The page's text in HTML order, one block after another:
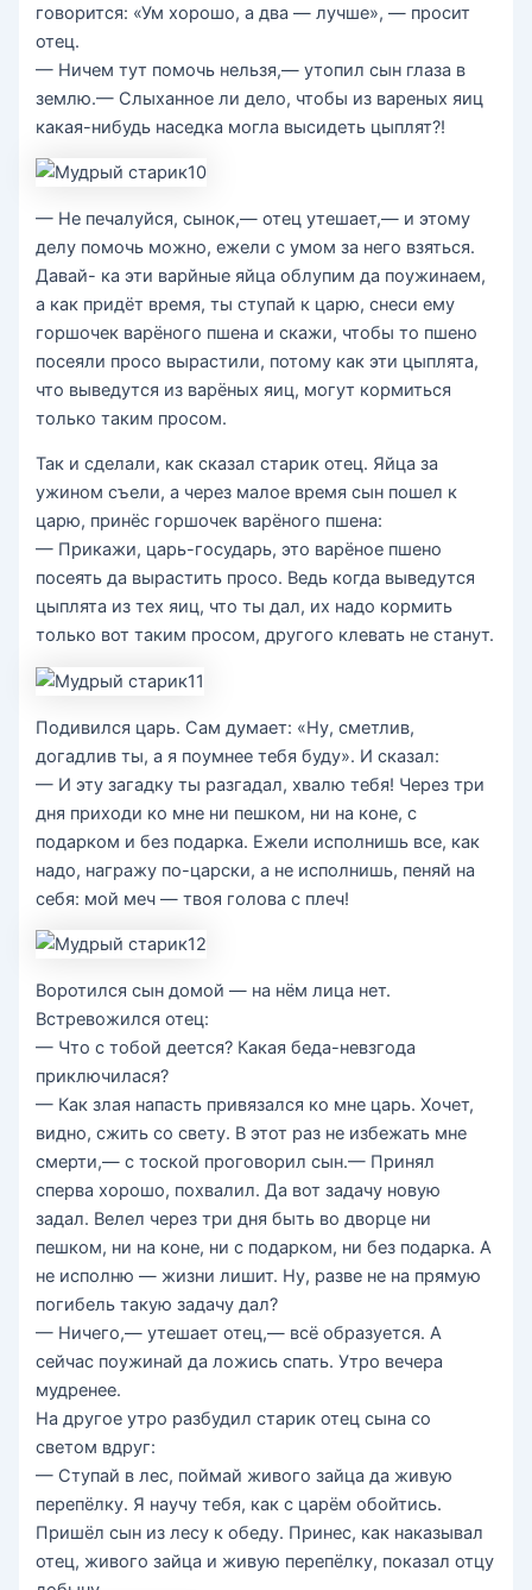
говорится: «Ум хорошо, а два — лучше», — просит
отец.
— Ничем тут помочь нельзя,— утопил сын глаза в
землю.— Слыханное ли дело, чтобы из вареных яиц
какая-нибудь наседка могла высидеть цыплят?!
— Не печалуйся, сынок,— отец утешает,— и этому
делу помочь можно, ежели с умом за него взяться.
Давай- ка эти варйные яйца облупим да поужинаем,
а как придёт время, ты ступай к царю, снеси ему
горшочек варёного пшена и скажи, чтобы то пшено
посеяли просо вырастили, потому как эти цыплята,
что выведутся из варёных яиц, могут кормиться
только таким просом.
Так и сделали, как сказал старик отец. Яйца за
ужином съели, а через малое время сын пошел к
царю, принёс горшочек варёного пшена:
— Прикажи, царь-государь, это варёное пшено
посеять да вырастить просо. Ведь когда выведутся
цыплята из тех яиц, что ты дал, их надо кормить
только вот таким просом, другого клевать не станут.
Подивился царь. Сам думает: «Ну, сметлив,
догадлив ты, а я поумнее тебя буду». И сказал:
— И эту загадку ты разгадал, хвалю тебя! Через три
дня приходи ко мне ни пешком, ни на коне, с
подарком и без подарка. Ежели исполнишь все, как
надо, награжу по-царски, а не исполнишь, пеняй на
себя: мой меч — твоя голова с плеч!
Воротился сын домой — на нём лица нет.
Встревожился отец:
— Что с тобой деется? Какая беда-невзгода
приключилася?
— Как злая напасть привязался ко мне царь. Хочет,
видно, сжить со свету. В этот раз не избежать мне
смерти,— с тоской проговорил сын.— Принял
сперва хорошо, похвалил. Да вот задачу новую
задал. Велел через три дня быть во дворце ни
пешком, ни на коне, ни с подарком, ни без подарка. А
не исполню — жизни лишит. Ну, разве не на прямую
погибель такую задачу дал?
— Ничего,— утешает отец,— всё образуется. А
сейчас поужинай да ложись спать. Утро вечера
мудренее.
На другое утро разбудил старик отец сына со
светом вдруг:
— Ступай в лес, поймай живого зайца да живую
перепёлку. Я научу тебя, как с царём обойтись.
Пришёл сын из лесу к обеду. Принес, как наказывал
отец, живого зайца и живую перепёлку, показал отцу